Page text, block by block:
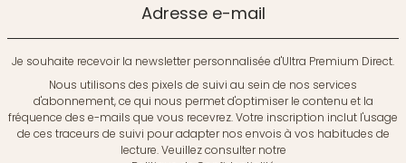
Adresse e-mail
Je souhaite recevoir la newsletter personnalisée d'Ultra Premium Direct.
Nous utilisons des pixels de suivi au sein de nos services
d'abonnement, ce qui nous permet d'optimiser le contenu et la
fréquence des e-mails que vous recevrez. Votre inscription inclut l'usage
de ces traceurs de suivi pour adapter nos envois à vos habitudes de
lecture. Veuillez consulter notre